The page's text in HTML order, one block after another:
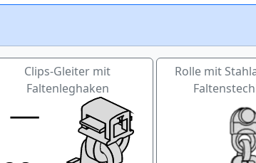
Clips-Gleiter mit
Faltenleghaken
Rolle mit